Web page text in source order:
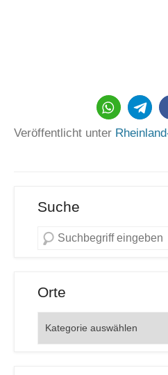
Veröffentlicht unter
Suche
Orte